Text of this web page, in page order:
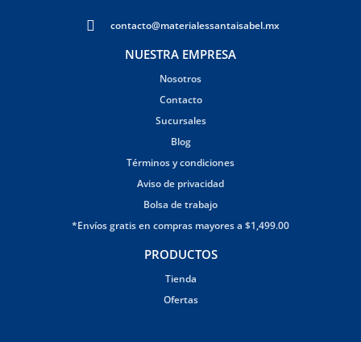
contacto@materialessantaisabel.mx
NUESTRA EMPRESA
Nosotros
Contacto
Sucursales
Blog
Términos y condiciones
Aviso de privacidad
Bolsa de trabajo
*Envíos gratis en compras mayores a $1,499.00
PRODUCTOS
Tienda
Ofertas